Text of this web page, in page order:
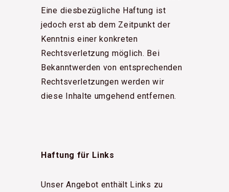
Eine diesbezügliche Haftung ist
jedoch erst ab dem Zeitpunkt der
Kenntnis einer konkreten
Rechtsverletzung möglich. Bei
Bekanntwerden von entsprechenden
Rechtsverletzungen werden wir
diese Inhalte umgehend entfernen.
Haftung für Links
Unser Angebot enthält Links zu